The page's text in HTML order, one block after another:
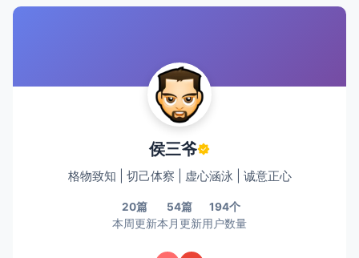
侯三爷
格物致知 | 切己体察 | 虚心涵泳 | 诚意正心
20篇
本周更新
54篇
本月更新
194个
用户数量